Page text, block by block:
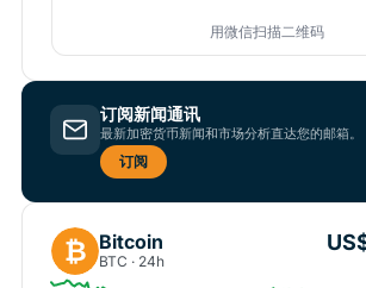
用微信扫描二维码
订阅新闻通讯
最新加密货币新闻和市场分析直达您的邮箱。
订阅
₿ Bitcoin
BTC · 24h